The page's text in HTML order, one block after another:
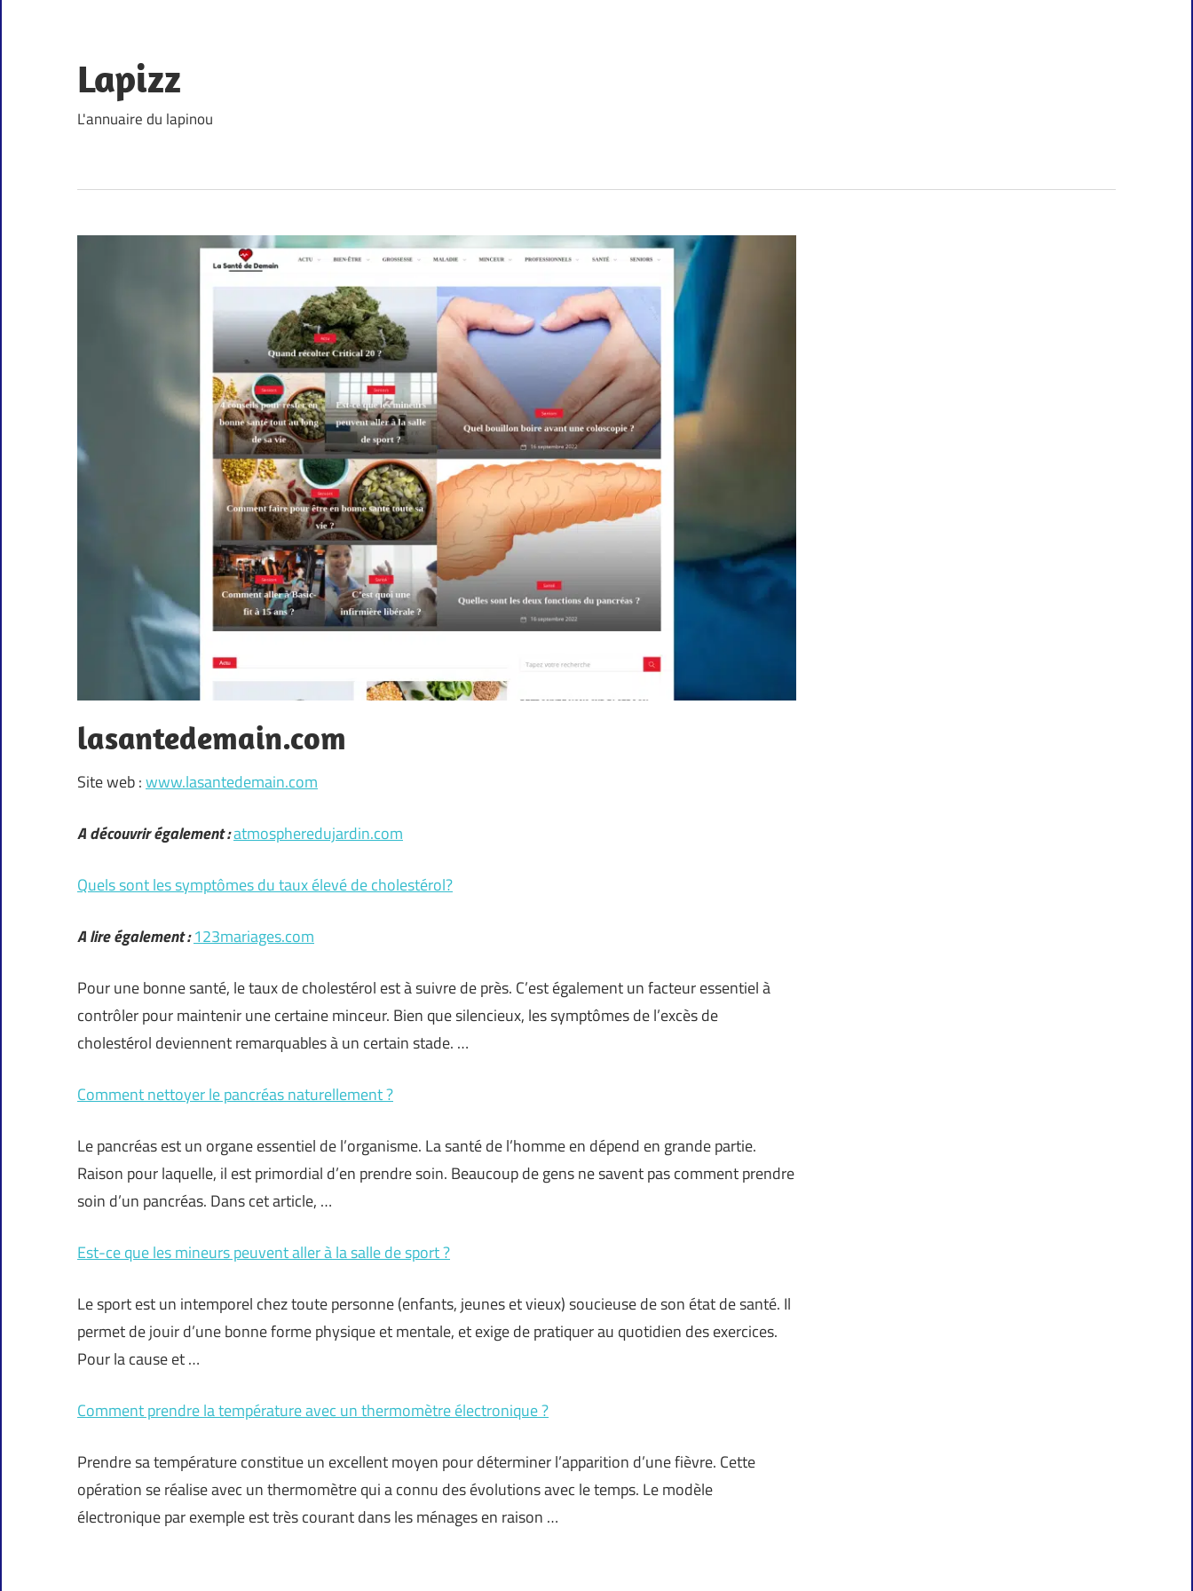
content
Lapizz
L'annuaire du lapinou
lasantedemain.com
Site web :www.lasantedemain.com
A découvrir également :atmospheredujardin.com
Quels sont les symptômes du taux élevé de cholestérol?
A lire également : 123mariages.com
Pour une bonne santé, le taux de cholestérol est à suivre de près. C’est également un facteur essentiel à
contrôler pour maintenir une certaine minceur. Bien que silencieux, les symptômes de l’excès de
cholestérol deviennent remarquables à un certain stade. …
Comment nettoyer le pancréas naturellement ?
Le pancréas est un organe essentiel de l’organisme. La santé de l’homme en dépend en grande partie.
Raison pour laquelle, il est primordial d’en prendre soin. Beaucoup de gens ne savent pas comment prendre
soin d’un pancréas. Dans cet article, …
Est-ce que les mineurs peuvent aller à la salle de sport ?
Le sport est un intemporel chez toute personne (enfants, jeunes et vieux) soucieuse de son état de santé. Il
permet de jouir d’une bonne forme physique et mentale, et exige de pratiquer au quotidien des exercices.
Pour la cause et …
Comment prendre la température avec un thermomètre électronique ?
Prendre sa température constitue un excellent moyen pour déterminer l’apparition d’une fièvre. Cette
opération se réalise avec un thermomètre qui a connu des évolutions avec le temps. Le modèle
électronique par exemple est très courant dans les ménages en raison …